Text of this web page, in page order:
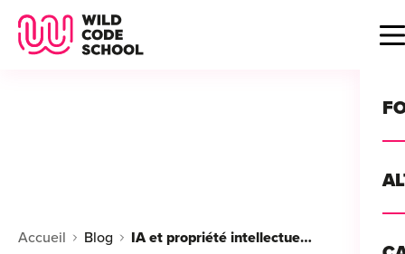
Accueil Blog
IA et propriété intellectuelle : entre innovation et zone grise juridique